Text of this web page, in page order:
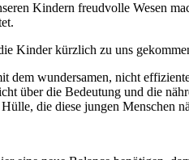
Kindern freudvolle Wesen
Kinder kürzlich zu uns
dem wundersamen, nicht
über die Bedeutung und die
die diese jungen Menschen